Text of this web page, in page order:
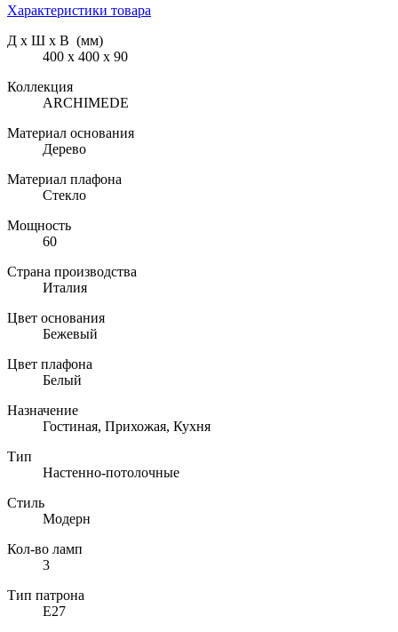
Характеристики товара
Д х Ш х В (мм)
400 х 400 х 90
Коллекция
ARCHIMEDE
Материал основания
Дерево
Материал плафона
Стекло
Мощность
60
Страна производства
Италия
Цвет основания
Бежевый
Цвет плафона
Белый
Назначение
Гостиная, Прихожая, Кухня
Тип
Настенно-потолочные
Стиль
Модерн
Кол-во ламп
3
Тип патрона
E27